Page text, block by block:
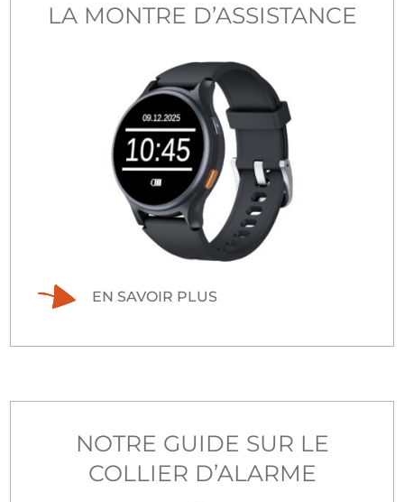
LA MONTRE D’ASSISTANCE
EN SAVOIR PLUS
NOTRE GUIDE SUR LE
COLLIER D’ALARME